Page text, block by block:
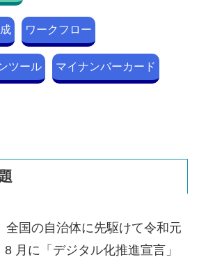
ワークフロー
ツール マイナンバーカード
全国の自治体に先駆けて令和元
月に「デジタル化推進宣言」